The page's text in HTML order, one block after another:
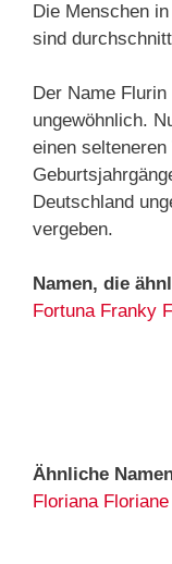
Die Menschen
sind
Der Name
ungewöhnlich.
einen
Deutschland
vergeben.
Namen, die
Fortuna Franky
Ähnliche
Floriana Floriane